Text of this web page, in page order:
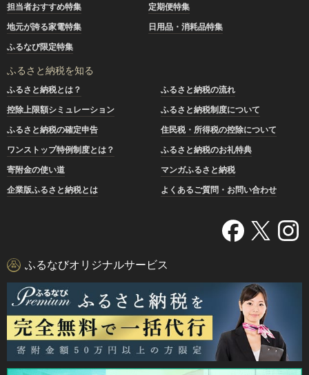
担当者おすすめ特集
定期便特集
地元が誇る家電特集
日用品・消耗品特集
ふるなび限定特集
ふるさと納税を知る
ふるさと納税とは？
ふるさと納税の流れ
控除上限額シミュレーション
ふるさと納税制度について
ふるさと納税の確定申告
住民税・所得税の控除について
ワンストップ特例制度とは？
ふるさと納税のお礼特典
寄附金の使い道
マンガふるさと納税
企業版ふるさと納税とは
よくあるご質問・お問い合わせ
ふるなびオリジナルサービス